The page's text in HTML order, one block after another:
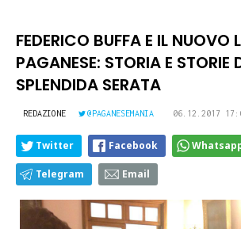
FEDERICO BUFFA E IL NUOVO
PAGANESE: STORIA E STORIE
SPLENDIDA SERATA
REDAZIONE @PAGANESEMANIA 06.12.2017
Twitter Facebook
Telegram Email